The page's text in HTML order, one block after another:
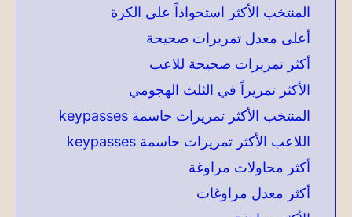
المنتخب الأكثر استحواذاً على الكرة
أعلى معدل تمريرات صحيحة
أكثر تمريرات صحيحة للاعب
الأكثر تمريراً في الثلث الهجومي
المنتخب الأكثر تمريرات حاسمة keypasses
اللاعب الأكثر تمريرات حاسمة keypasses
أكثر محاولات مراوغة
أكثر معدل مراوغات